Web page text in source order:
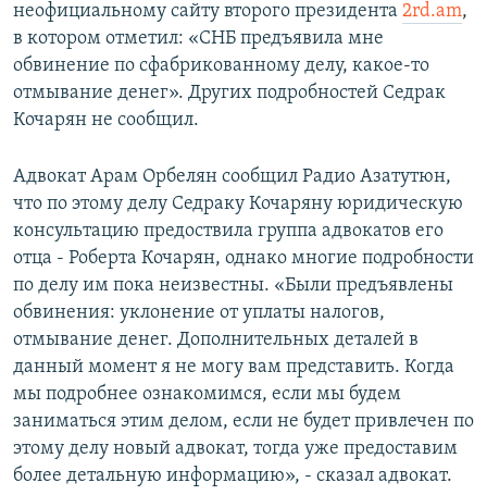
неофициальному сайту второго президента 2rd.am,
в котором отметил: «СНБ предъявила мне
обвинение по сфабрикованному делу, какое-то
отмывание денег». Других подробностей Седрак
Кочарян не сообщил.
Адвокат Арам Орбелян сообщил Радио Азатутюн,
что по этому делу Седраку Кочаряну юридическую
консультацию предоствила группа адвокатов его
отца - Роберта Кочарян, однако многие подробности
по делу им пока неизвестны. «Были предъявлены
обвинения: уклонение от уплаты налогов,
отмывание денег. Дополнительных деталей в
данный момент я не могу вам представить. Когда
мы подробнее ознакомимся, если мы будем
заниматься этим делом, если не будет привлечен по
этому делу новый адвокат, тогда уже предоставим
более детальную информацию», - сказал адвокат.